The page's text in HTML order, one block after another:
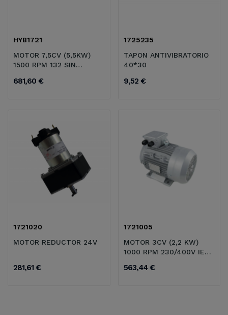
HYB1721
MOTOR 7,5CV (5,5KW)
1500 RPM 132 SIN
681,60 €
1725235
TAPON ANTIVIBRATORIO
40*30
9,52 €
1721020
MOTOR REDUCTOR 24V
281,61 €
1721005
MOTOR 3CV (2,2 KW)
1000 RPM 230/400V IE3
563,44 €